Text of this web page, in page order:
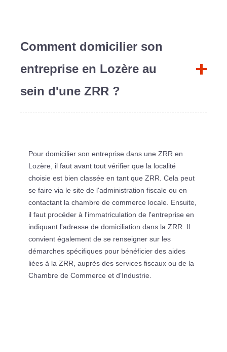
Comment domicilier son
entreprise en Lozère au
sein d'une ZRR ?
Pour domicilier son entreprise dans une ZRR en
Lozère, il faut avant tout vérifier que la localité
choisie est bien classée en tant que ZRR. Cela peut
se faire via le site de l'administration fiscale ou en
contactant la chambre de commerce locale. Ensuite,
il faut procéder à l'immatriculation de l'entreprise en
indiquant l'adresse de domiciliation dans la ZRR. Il
convient également de se renseigner sur les
démarches spécifiques pour bénéficier des aides
liées à la ZRR, auprès des services fiscaux ou de la
Chambre de Commerce et d'Industrie.